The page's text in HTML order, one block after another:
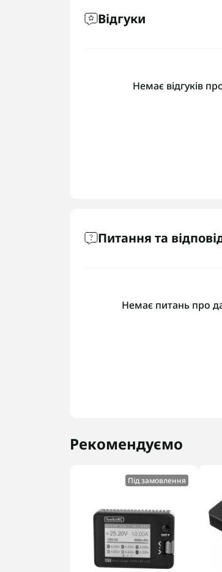
Відгуки
Немає відгуків
Питання та
Немає питань про
Рекомендуємо
Під замовлення